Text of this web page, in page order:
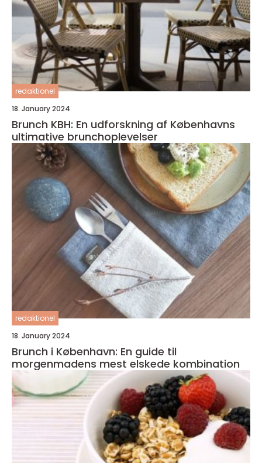
redaktionel
18. January 2024
Brunch KBH: En udforskning af Københavns
ultimative brunchoplevelser
redaktionel
18. January 2024
Brunch i København: En guide til
morgenmadens mest elskede kombination